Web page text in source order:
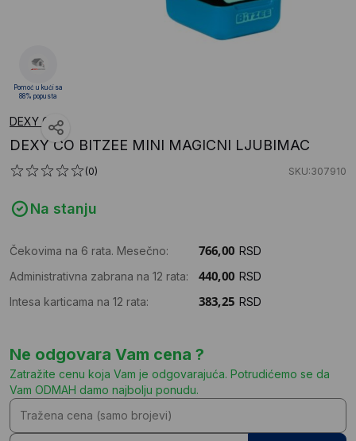
DEXY CO
DEXY CO BITZEE MINI MAGICNI LJUBIMAC
(0) SKU:307910
Na stanju
Čekovima na 6 rata. Mesečno:
RSD
Administrativna zabrana na 12 rata:
RSD
Intesa karticama na 12 rata:
RSD
Ne odgovara Vam cena ?
Zatražite cenu koja Vam je odgovarajuća. Potrudićemo se da
Vam ODMAH damo najbolju ponudu.
Pomoć u kući sa
88% popusta